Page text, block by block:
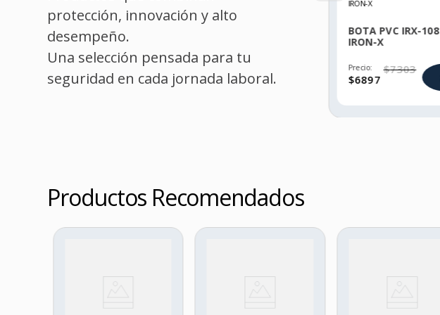
protección, innovación y alto
desempeño.
Una selección pensada para tu
seguridad en cada jornada laboral.
IRON-X
BOTA PVC IRX-108
IRON-X
Precio:
$6897
$7303
Productos Recomendados